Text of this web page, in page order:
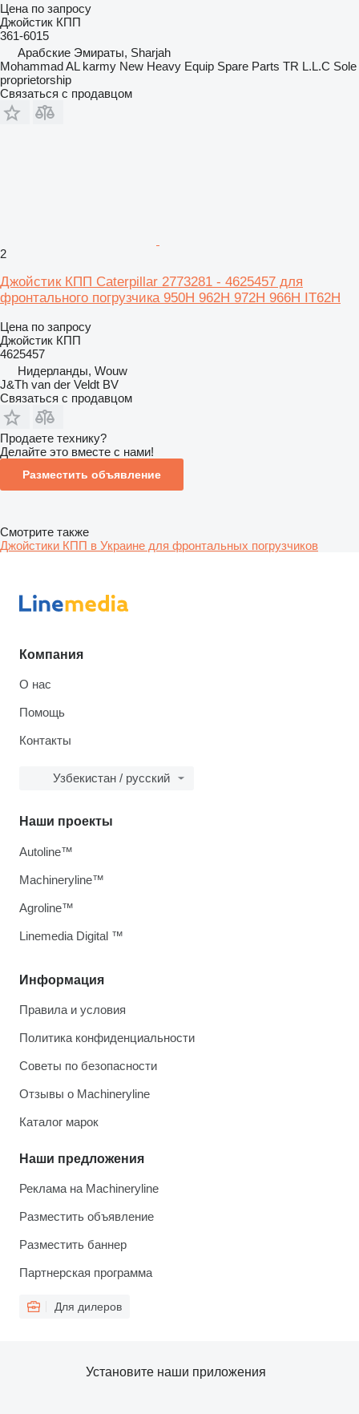
Цена по запросу
Джойстик КПП
361-6015
Арабские Эмираты, Sharjah
Mohammad AL karmy New Heavy Equip Spare Parts TR L.L.C Sole
proprietorship
Связаться с продавцом
2
Джойстик КПП Caterpillar 2773281 - 4625457 для
фронтального погрузчика 950H 962H 972H 966H IT62H
Цена по запросу
Джойстик КПП
4625457
Нидерланды, Wouw
J&Th van der Veldt BV
Связаться с продавцом
Продаете технику?
Делайте это вместе с нами!
Разместить объявление
Смотрите также
Джойстики КПП в Украине для фронтальных погрузчиков
Компания
О нас
Помощь
Контакты
Узбекистан / русский
Информация
Правила и условия
Политика конфиденциальности
Советы по безопасности
Отзывы о Machineryline
Каталог марок
Наши предложения
Реклама на Machineryline
Разместить объявление
Разместить баннер
Партнерская программа
Для дилеров
Наши проекты
Autoline™
Machineryline™
Agroline™
Linemedia Digital ™
Установите наши приложения